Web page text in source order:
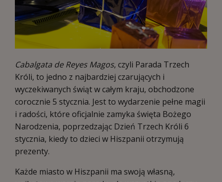
Cabalgata de Reyes Magos, czyli Parada Trzech
Króli, to jedno z najbardziej czarujących i
wyczekiwanych świąt w całym kraju, obchodzone
corocznie 5 stycznia. Jest to wydarzenie pełne magii
i radości, które oficjalnie zamyka święta Bożego
Narodzenia, poprzedzając Dzień Trzech Króli 6
stycznia, kiedy to dzieci w Hiszpanii otrzymują
prezenty.
Każde miasto w Hiszpanii ma swoją własną,